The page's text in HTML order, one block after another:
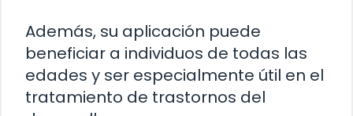
Además, su aplicación puede
beneficiar a individuos de todas las
edades y ser especialmente útil en el
tratamiento de trastornos del